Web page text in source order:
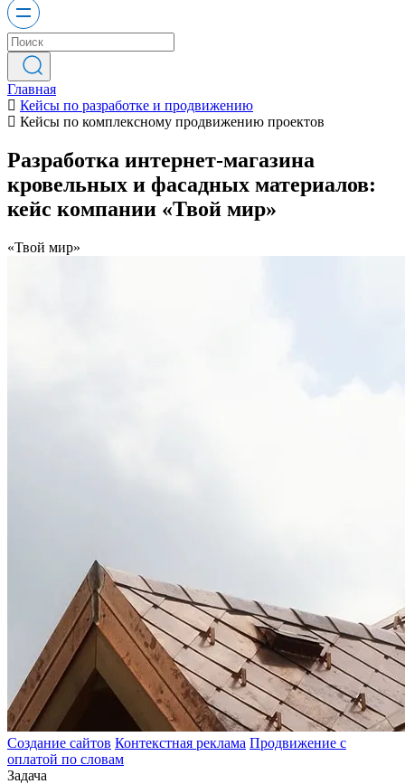
Главная
Кейсы по разработке и продвижению
Кейсы по комплексному продвижению проектов
Разработка интернет-магазина
кровельных и фасадных материалов:
кейс компании «Твой мир»
«Твой мир»
Создание сайтов Контекстная реклама Продвижение с
оплатой по словам
Задача